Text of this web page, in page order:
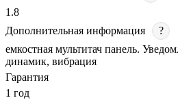
1.8
Дополнительная информация
?
емкостная мультитач панель.
динамик, вибрация
Гарантия
1 год